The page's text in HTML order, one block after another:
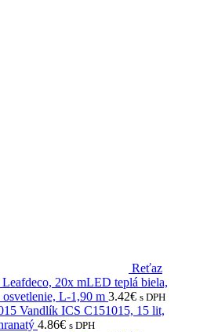
Reťaz
20x mLED teplá biela,
L-1,90 m 3.42€ s DPH
Vandlík ICS C151015, 15 lit,
4.86€ s DPH